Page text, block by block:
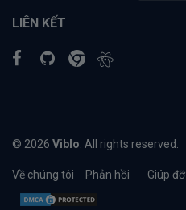
LIÊN KẾT
© 2026 Viblo . All rights reserved.
Về chúng tôi Phản hồi Giúp đỡ